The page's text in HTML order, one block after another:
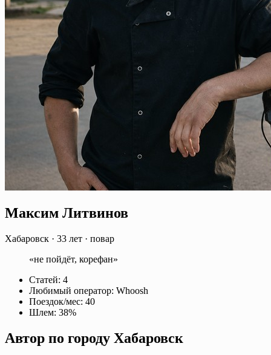
Максим Литвинов
Хабаровск · 33 лет · повар
«не пойдёт, корефан»
Статей: 4
Любимый оператор: Whoosh
Поездок/мес: 40
Шлем: 38%
Автор по городу Хабаровск